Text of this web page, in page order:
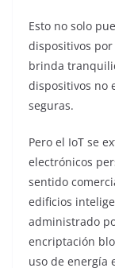
Esto no solo
dispositivos
brinda
dispositivos no
seguras.
Pero el IoT se
electrónicos
sentido
edificios
administrado
encriptación
uso de energía